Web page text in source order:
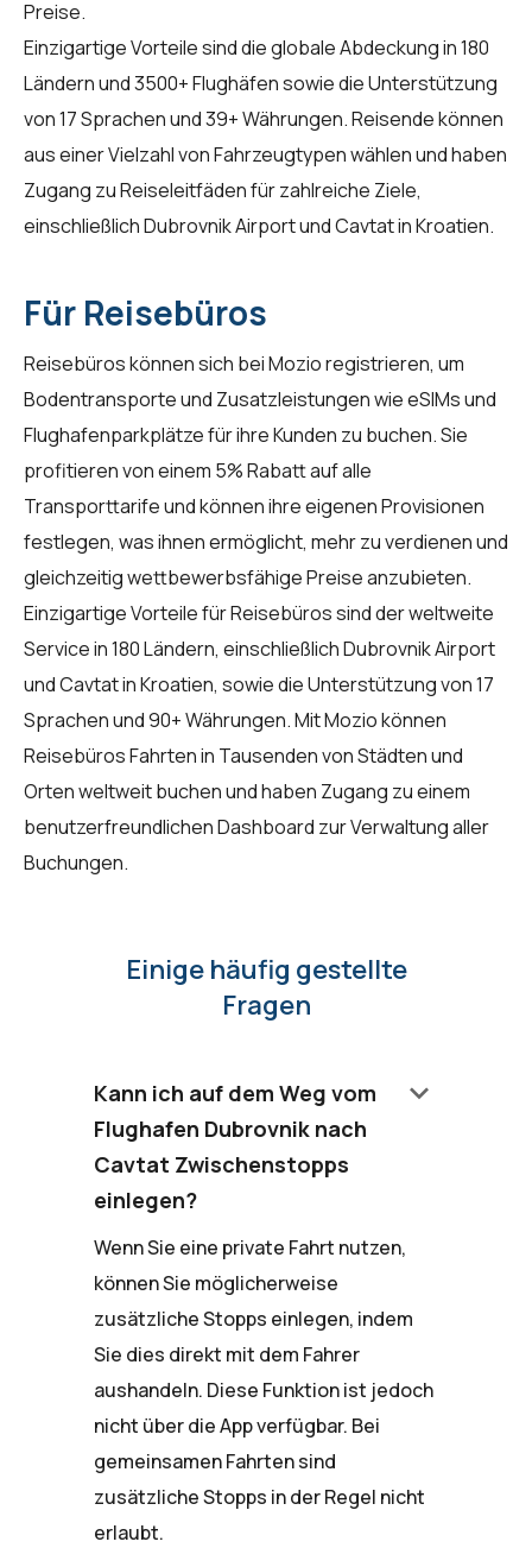
Preise.
Einzigartige Vorteile sind die globale Abdeckung in 180
Ländern und 3500+ Flughäfen sowie die Unterstützung
von 17 Sprachen und 39+ Währungen. Reisende können
aus einer Vielzahl von Fahrzeugtypen wählen und haben
Zugang zu Reiseleitfäden für zahlreiche Ziele,
einschließlich Dubrovnik Airport und Cavtat in Kroatien.
Für Reisebüros
Reisebüros können sich beiMozioregistrieren, um
Bodentransporte und Zusatzleistungen wie eSIMs und
Flughafenparkplätze für ihre Kunden zu buchen. Sie
profitieren von einem 5% Rabatt auf alle
Transporttarife und können ihre eigenen Provisionen
festlegen, was ihnen ermöglicht, mehr zu verdienen und
gleichzeitig wettbewerbsfähige Preise anzubieten.
Einzigartige Vorteile für Reisebüros sind der weltweite
Service in 180 Ländern, einschließlich Dubrovnik Airport
und Cavtat in Kroatien, sowie die Unterstützung von 17
Sprachen und 90+ Währungen. Mit Mozio können
Reisebüros Fahrten in Tausenden von Städten und
Orten weltweit buchen und haben Zugang zu einem
benutzerfreundlichen Dashboard zur Verwaltung aller
Buchungen.
Einige häufig gestellte
Fragen
Kann ich auf dem Weg vom
Flughafen Dubrovnik nach
Cavtat Zwischenstopps
einlegen?
keyboard_arrow_down
Wenn Sie eine private Fahrt nutzen,
können Sie möglicherweise
zusätzliche Stopps einlegen, indem
Sie dies direkt mit dem Fahrer
aushandeln. Diese Funktion ist jedoch
nicht über die App verfügbar. Bei
gemeinsamen Fahrten sind
zusätzliche Stopps in der Regel nicht
erlaubt.